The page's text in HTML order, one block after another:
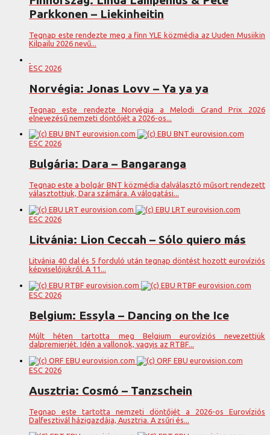
Parkkonen – Liekinheitin
Tegnap este rendezte meg a finn YLE közmédia az Uuden Musiikin
Kilpailu 2026 nevű...
ESC 2026
Norvégia: Jonas Lovv – Ya ya ya
Tegnap este rendezte Norvégia a Melodi Grand Prix 2026
elnevezésű nemzeti döntőjét a 2026-os...
ESC 2026
Bulgária: Dara – Bangaranga
Tegnap este a bolgár BNT közmédia dalválasztó műsort rendezett
választottjuk, Dara számára. A válogatási...
ESC 2026
Litvánia: Lion Ceccah – Sólo quiero más
Litvánia 40 dal és 5 forduló után tegnap döntést hozott eurovíziós
képviselőjükről. A 11...
ESC 2026
Belgium: Essyla – Dancing on the Ice
Múlt héten tartotta meg Belgium eurovíziós nevezettjük
dalpremierjét. Idén a vallonok, vagyis az RTBF...
ESC 2026
Ausztria: Cosmó – Tanzschein
Tegnap este tartotta nemzeti döntőjét a 2026-os Eurovíziós
Dalfesztivál házigazdája, Ausztria. A zsűri és...